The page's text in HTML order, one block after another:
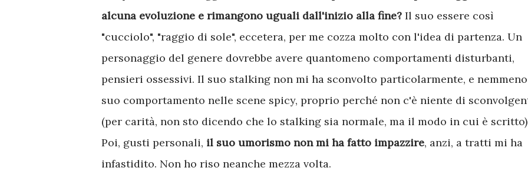
alcuna evoluzione e rimangono uguali dall'inizio alla fine? Il suo essere così
"cucciolo", "raggio di sole", eccetera, per me cozza molto con l'idea di partenza. Un
personaggio del genere dovrebbe avere quantomeno comportamenti disturbanti,
pensieri ossessivi. Il suo stalking non mi ha sconvolto particolarmente, e
suo comportamento nelle scene spicy, proprio perché non c'è niente di
(per carità, non sto dicendo che lo stalking sia normale, ma il modo in cui è
Poi, gusti personali, il suo umorismo non mi ha fatto impazzire, anzi, a tratti mi ha
infastidito. Non ho riso neanche mezza volta.